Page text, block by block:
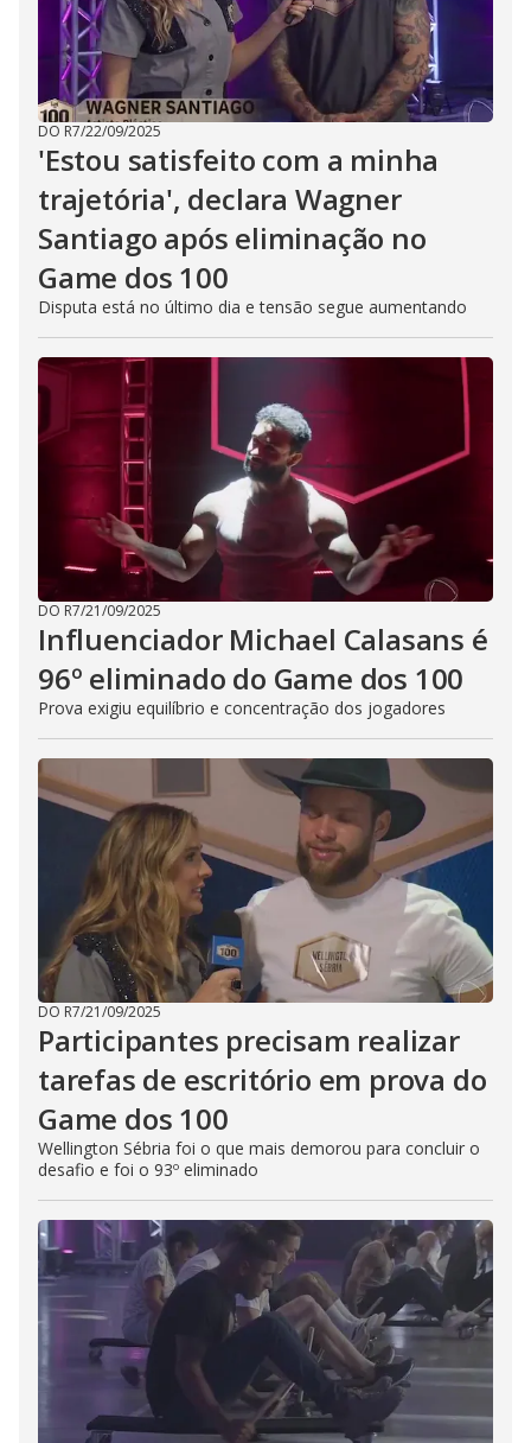
DO R7/22/09/2025
'Estou satisfeito com a minha
trajetória', declara Wagner
Santiago após eliminação no
Game dos 100
Disputa está no último dia e tensão segue aumentando
DO R7/21/09/2025
Influenciador Michael Calasans é
96º eliminado do Game dos 100
Prova exigiu equilíbrio e concentração dos jogadores
DO R7/21/09/2025
Participantes precisam realizar
tarefas de escritório em prova do
Game dos 100
Wellington Sébria foi o que mais demorou para concluir o
desafio e foi o 93º eliminado